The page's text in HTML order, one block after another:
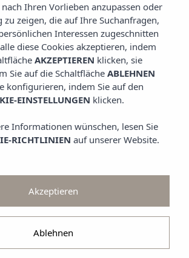
GALERIE
Ihren Vorlieben anzupassen oder
zeigen, die auf Ihre Suchanfragen,
Interessen zugeschnitten
diese Cookies akzeptieren, indem
AKZEPTIEREN klicken, sie
Sie auf die Schaltfläche ABLEHNEN
konfigurieren, indem Sie auf den
EINSTELLUNGEN klicken.
Informationen wünschen, lesen Sie
RICHTLINIEN auf unserer Website.
Ablehnen
Akzeptieren